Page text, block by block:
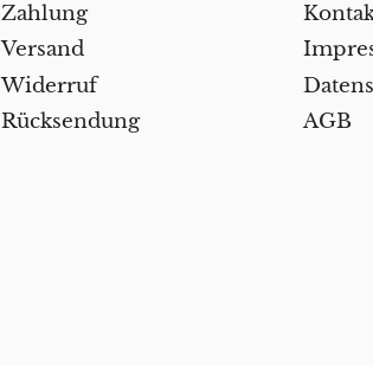
Zahlung
Versand
Widerruf
Rücksendung
AGB